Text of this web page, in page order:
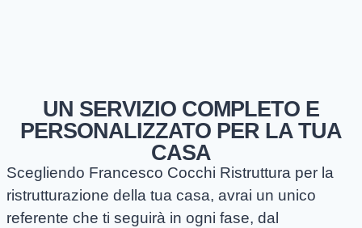
UN SERVIZIO COMPLETO E
PERSONALIZZATO PER LA TUA
CASA
Scegliendo Francesco Cocchi Ristruttura per la
ristrutturazione della tua casa, avrai un unico
referente che ti seguirà in ogni fase, dal